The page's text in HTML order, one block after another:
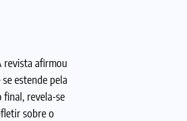
revista afirmou
estende pela
final, revela-se
sobre o